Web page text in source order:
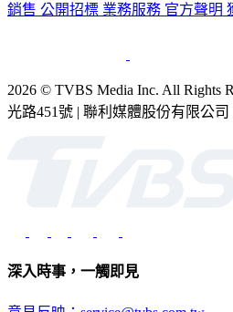
銷售 公開招標 業務服務 官方聲明
2026 © TVBS Media Inc. All Rights
光路451號 | 聯利媒體股份有限公司
深入時事，一觸即見